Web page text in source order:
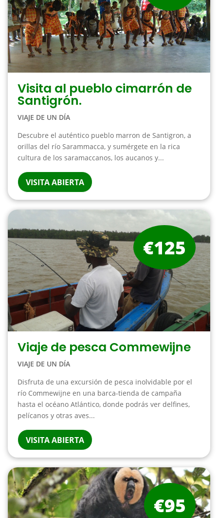
Visita al pueblo cimarrón de
Santigrón.
VIAJE DE UN DÍA
Descubre el auténtico pueblo marron de Santigron, a
orillas del río Sarammacca, y sumérgete en la rica
cultura de los saramaccanos, los aucanos y...
VISITA ABIERTA
Viaje de pesca Commewijne
VIAJE DE UN DÍA
Disfruta de una excursión de pesca inolvidable por el
río Commewijne en una barca-tienda de campaña
hasta el océano Atlántico, donde podrás ver delfines,
pelícanos y otras aves...
VISITA ABIERTA
€125
€95